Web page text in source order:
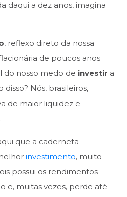
daqui a dez anos, imagina
, reflexo direto da nossa
de poucos anos
do nosso medo de investir a
disso? Nós, brasileiros,
de maior liquidez e
.
que a caderneta
investimento, muito
possui os rendimentos
e, muitas vezes, perde até